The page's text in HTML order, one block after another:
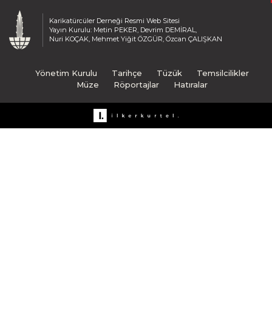
Karikatürcüler Derneği Resmi Web Sitesi
Yayın Kurulu: Metin PEKER, Devrim DEMİRAL,
Nuri KOÇAK, Mehmet Yiğit ÖZGÜR, Özcan ÇALIŞKAN
Yönetim Kurulu Tarihçe Tüzük
Temsilcilikler
Müze
Röportajlar Hatıralar